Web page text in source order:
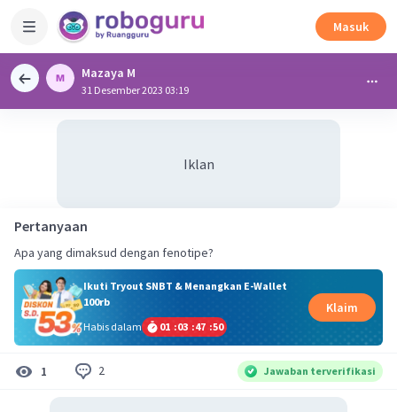
Masuk
Mazaya M
31 Desember 2023 03:19
Iklan
Pertanyaan
Apa yang dimaksud dengan fenotipe?
Ikuti Tryout SNBT & Menangkan E-Wallet
100rb
Habis dalam
01 :03 :47 :50
Klaim
1 2 Jawaban terverifikasi